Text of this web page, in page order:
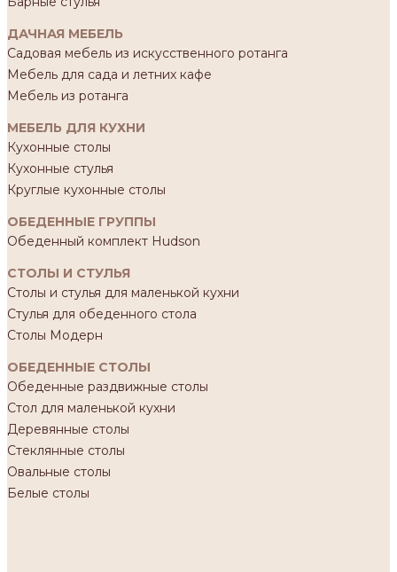
ДАЧНАЯ МЕБЕЛЬ
Садовая мебель из искусственного ротанга
Мебель для сада и летних кафе
Мебель из ротанга
МЕБЕЛЬ ДЛЯ КУХНИ
Кухонные столы
Кухонные стулья
Круглые кухонные столы
ОБЕДЕННЫЕ ГРУППЫ
Обеденный комплект Hudson
СТОЛЫ И СТУЛЬЯ
Столы и стулья для маленькой кухни
Стулья для обеденного стола
Столы Модерн
ОБЕДЕННЫЕ СТОЛЫ
Обеденные раздвижные столы
Стол для маленькой кухни
Деревянные столы
Стеклянные столы
Овальные столы
Белые столы